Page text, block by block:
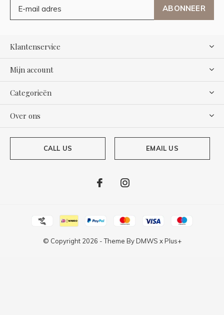
ABONNEER
Klantenservice
Mijn account
Categorieën
Over ons
CALL US EMAIL US
© Copyright 2026 - Theme ByDMWS xPlus+